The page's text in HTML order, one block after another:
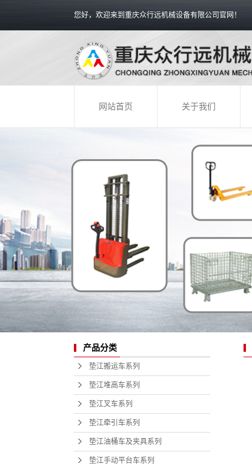
您好，欢迎来到重庆众行远机械设备有限公司官网！
网站首页 关于我们
产品分类
垫江搬运车系列
垫江堆高车系列
垫江叉车系列
垫江牵引车系列
垫江油桶车及夹具系列
垫江手动平台车系列